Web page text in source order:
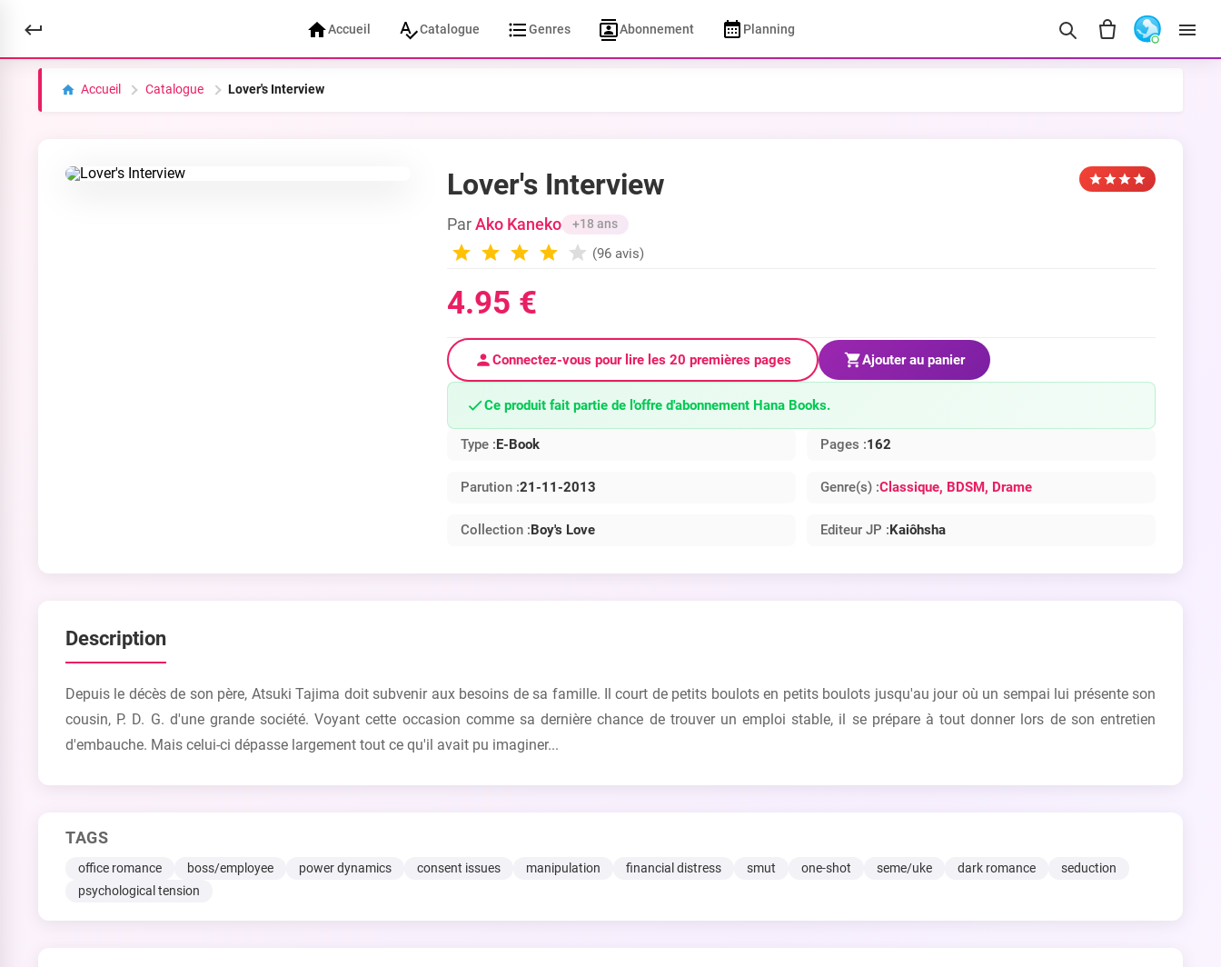
Accueil Catalogue Genres Abonnement Planning
Accueil Catalogue Lover's Interview
Lover's Interview
Par Ako Kaneko +18 ans
(96 avis)
4.95 €
Connectez-vous pour lire les 20 premières pages Ajouter au panier
Ce produit fait partie de l'offre d'abonnement Hana Books.
Type :E-Book Pages :162
Parution :21-11-2013 Genre(s) :Classique, BDSM, Drame
Collection :Boy's Love Editeur JP :Kaiôhsha
Description
Depuis le décès de son père, Atsuki Tajima doit subvenir aux besoins de sa famille. Il court de petits boulots en petits boulots jusqu'au jour où un sempai lui présente son
cousin, P. D. G. d'une grande société. Voyant cette occasion comme sa dernière chance de trouver un emploi stable, il se prépare à tout donner lors de son entretien
d'embauche. Mais celui-ci dépasse largement tout ce qu'il avait pu imaginer...
TAGS
office romance boss/employee power dynamics consent issues manipulation financial distress smut one-shot seme/uke dark romance
seduction
psychological tension